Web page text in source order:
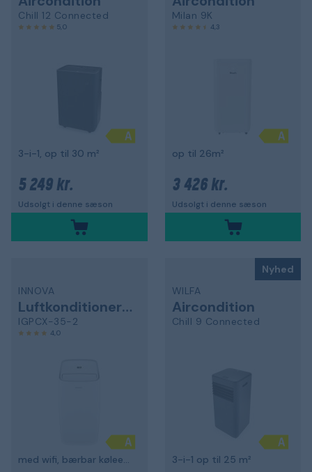
Chill 12 Connected
5,0
3-i-1, op til 30 m²
5 249 kr.
Udsolgt i denne sæson
Milan 9K
4,3
op til 26m²
3 426 kr.
Udsolgt i denne sæson
INNOVA
Luftkonditionering
IGPCX-35-2
4,0
med wifi, bærbar køleenhed
Nyhed
WILFA
Aircondition
Chill 9 Connected
3-i-1 op til 25 m²